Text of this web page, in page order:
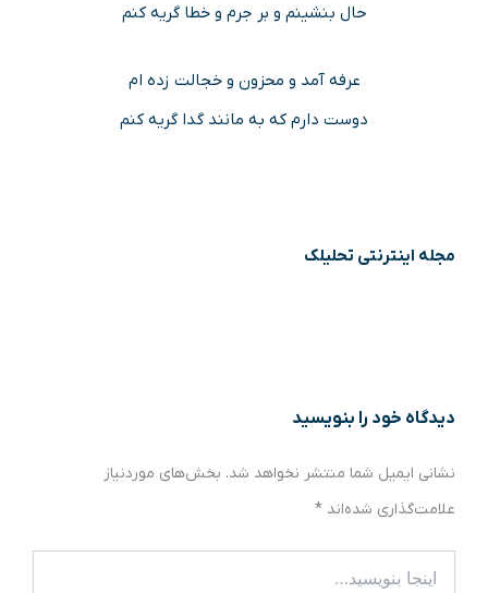
حال بنشینم و بر جرم و خطا گریه کنم
عرفه آمد و محزون و خجالت زده ام
دوست دارم که به مانند گدا گریه کنم
مجله اینترنتی تحلیلک
دیدگاه‌ خود را بنویسید
نشانی ایمیل شما منتشر نخواهد شد. بخش‌های موردنیاز
علامت‌گذاری شده‌اند *
بنویسید…